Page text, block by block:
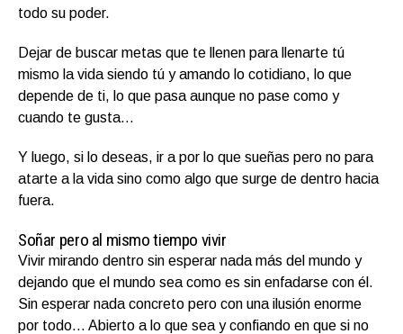
todo su poder.
Dejar de buscar metas que te llenen para llenarte tú
mismo la vida siendo tú y amando lo cotidiano, lo que
depende de ti, lo que pasa aunque no pase como y
cuando te gusta…
Y luego, si lo deseas, ir a por lo que sueñas pero no para
atarte a la vida sino como algo que surge de dentro hacia
fuera.
Soñar pero al mismo tiempo vivir
Vivir mirando dentro sin esperar nada más del mundo y
dejando que el mundo sea como es sin enfadarse con él.
Sin esperar nada concreto pero con una ilusión enorme
por todo… Abierto a lo que sea y confiando en que si no